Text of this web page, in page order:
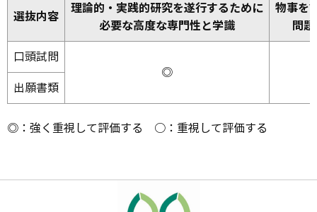
選抜内容
理論的・実践的研究を遂行するために
必要な高度な専門性と学識
物事を
問
口頭試問
◎
出願書類
◎：強く重視して評価する ○：重視して評価する